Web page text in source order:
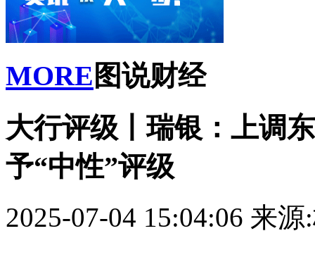
MORE 图说财经
大行评级丨瑞银：上调
予“中性”评级
2025-07-04 15:04:06 来源